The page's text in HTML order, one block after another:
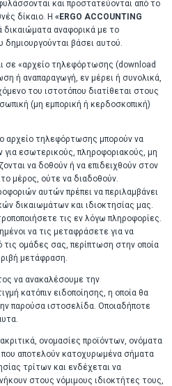
και προστατεύονται από το
δίκαιο. Η «ERGO ACCOUNTING
δικαιώματα αναφορικά με το
δημιουργούνται βάσει αυτού.
σε «αρχείο τηλεφόρτωσης (download
ή αναπαραγωγή, εν μέρει ή συνολικά,
του ιστοτόπου διατίθεται στους
(μη εμπορική ή κερδοσκοπική)
αρχείο τηλεφόρτωσης μπορούν να
εσωτερικούς, πληροφοριακούς, μη
να δοθούν ή να επιδειχθούν στον
μέρος, ούτε να διαδοθούν.
αυτών πρέπει να περιλαμβάνει
δικαιωμάτων και ιδιοκτησίας μας.
τις εν λόγω πληροφορίες.
να τις μεταφράσετε για να
ομάδες σας, περίπτωση στην οποία
μετάφραση.
να ανακαλέσουμε την
κατόπιν ειδοποίησης, η οποία θα
παρούσα ιστοσελίδα. Οποιαδήποτε
ονομασίες προϊόντων, ονόματα
που αποτελούν κατοχυρωμένα σήματα
τρίτων και ενδέχεται να
στους νόμιμους ιδιοκτήτες τους,